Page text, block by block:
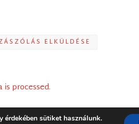
ELKÜLDÉSE
processed.
érdekében sütiket használunk.